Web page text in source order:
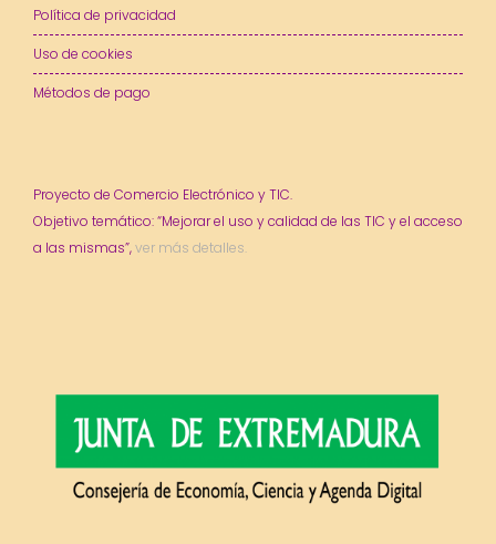
Política de privacidad
Uso de cookies
Métodos de pago
Proyecto de Comercio Electrónico y TIC.
Objetivo temático: “Mejorar el uso y calidad de las TIC y el acceso
a las mismas”,ver más detalles.